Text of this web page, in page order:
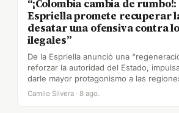
“¡Colombia cambia de
Espriella promete recuperar
desatar una ofensiva contra
ilegales”
De la Espriella anunció una
reforzar la autoridad del Estado,
darle mayor protagonismo a las
Camilo Silvera · 8 ago.